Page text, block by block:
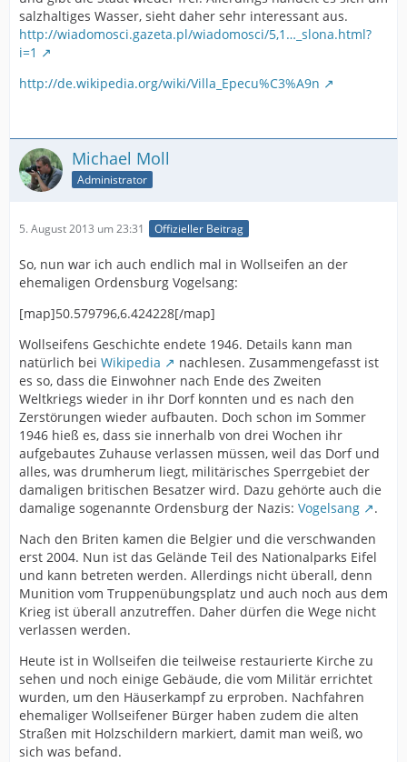
salzhaltiges Wasser, sieht daher sehr interessant aus.
http://wiadomosci.gazeta.pl/wiadomosci/5,1…_slona.html?
i=1
http://de.wikipedia.org/wiki/Villa_Epecu%C3%A9n
Michael Moll
Administrator
5. August 2013 um 23:31 Offizieller Beitrag
So, nun war ich auch endlich mal in Wollseifen an der
ehemaligen Ordensburg Vogelsang:
[map]50.579796,6.424228[/map]
Wollseifens Geschichte endete 1946. Details kann man
natürlich bei Wikipedia
nachlesen. Zusammengefasst ist
es so, dass die Einwohner nach Ende des Zweiten
Weltkriegs wieder in ihr Dorf konnten und es nach den
Zerstörungen wieder aufbauten. Doch schon im Sommer
1946 hieß es, dass sie innerhalb von drei Wochen ihr
aufgebautes Zuhause verlassen müssen, weil das Dorf und
alles, was drumherum liegt, militärisches Sperrgebiet der
damaligen britischen Besatzer wird. Dazu gehörte auch die
damalige sogenannte Ordensburg der Nazis: Vogelsang
.
Nach den Briten kamen die Belgier und die verschwanden
erst 2004. Nun ist das Gelände Teil des Nationalparks Eifel
und kann betreten werden. Allerdings nicht überall, denn
Munition vom Truppenübungsplatz und auch noch aus dem
Krieg ist überall anzutreffen. Daher dürfen die Wege nicht
verlassen werden.
Heute ist in Wollseifen die teilweise restaurierte Kirche zu
sehen und noch einige Gebäude, die vom Militär errichtet
wurden, um den Häuserkampf zu erproben. Nachfahren
ehemaliger Wollseifener Bürger haben zudem die alten
Straßen mit Holzschildern markiert, damit man weiß, wo
sich was befand.